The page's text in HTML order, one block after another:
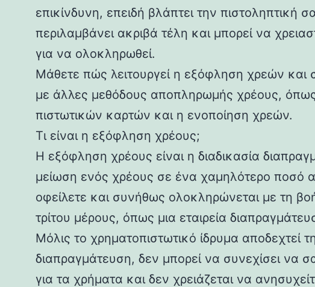
επικίνδυνη, επειδή βλάπτει την πιστοληπτική
περιλαμβάνει ακριβά τέλη και μπορεί να
για να ολοκληρωθεί.
Μάθετε πώς λειτουργεί η εξόφληση χρεών και
με άλλες μεθόδους αποπληρωμής χρέους,
πιστωτικών καρτών και η ενοποίηση χρεών.
Τι είναι η εξόφληση χρέους;
Η εξόφληση χρέους είναι η διαδικασία
μείωση ενός χρέους σε ένα χαμηλότερο ποσό
οφείλετε και συνήθως ολοκληρώνεται με τη
τρίτου μέρους, όπως μια εταιρεία
Μόλις το χρηματοπιστωτικό ίδρυμα αποδεχτεί
διαπραγμάτευση, δεν μπορεί να συνεχίσει να
για τα χρήματα και δεν χρειάζεται να